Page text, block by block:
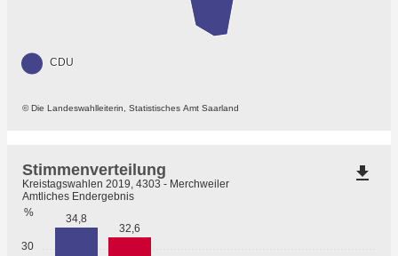
© Die Landeswahlleiterin, Statistisches Amt Saarland
CDU
30
%
34,8
32,6
Stimmenverteilung
Kreistagswahlen 2019, 4303 - Merchweiler
Amtliches Endergebnis
file_download